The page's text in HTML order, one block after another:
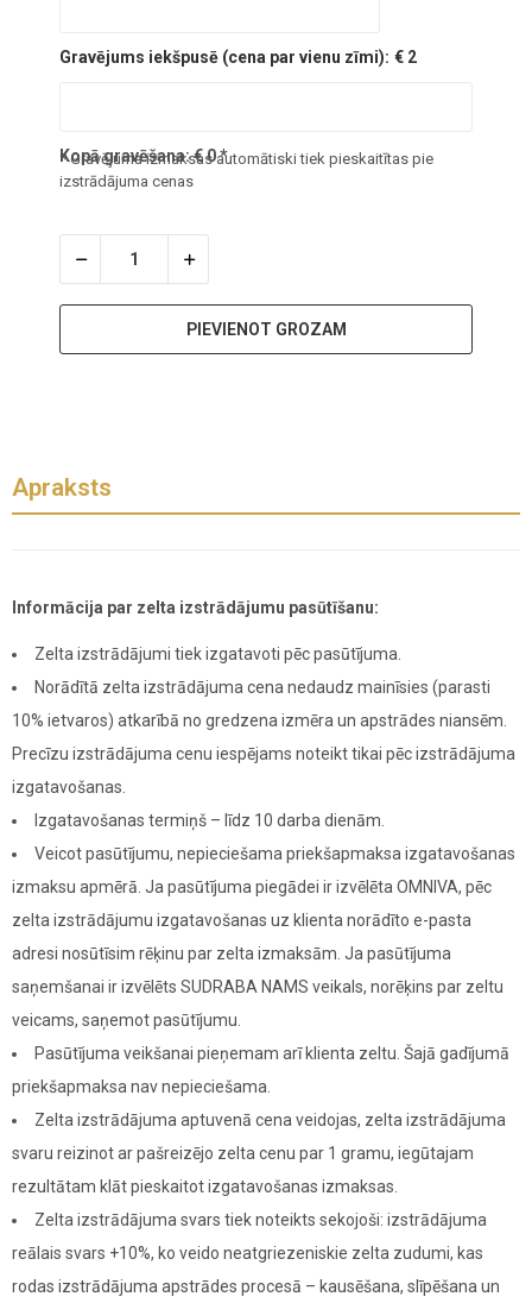
Gravējums iekšpusē (cena par vienu zīmi): € 2
Kopā gravēšana:€0*
* Gravējuma izmaksas automātiski tiek pieskaitītas pie
izstrādājuma cenas
PIEVIENOT GROZAM
Apraksts
Informācija par zelta izstrādājumu pasūtīšanu:
Zelta izstrādājumi tiek izgatavoti pēc pasūtījuma.
Norādītā zelta izstrādājuma cena nedaudz mainīsies (parasti
10% ietvaros) atkarībā no gredzena izmēra un apstrādes niansēm.
Precīzu izstrādājuma cenu iespējams noteikt tikai pēc izstrādājuma
izgatavošanas.
Izgatavošanas termiņš – līdz 10 darba dienām.
Veicot pasūtījumu, nepieciešama priekšapmaksa izgatavošanas
izmaksu apmērā. Ja pasūtījuma piegādei ir izvēlēta OMNIVA, pēc
zelta izstrādājumu izgatavošanas uz klienta norādīto e-pasta
adresi nosūtīsim rēķinu par zelta izmaksām. Ja pasūtījuma
saņemšanai ir izvēlēts SUDRABA NAMS veikals, norēķins par zeltu
veicams, saņemot pasūtījumu.
Pasūtījuma veikšanai pieņemam arī klienta zeltu. Šajā gadījumā
priekšapmaksa nav nepieciešama.
Zelta izstrādājuma aptuvenā cena veidojas, zelta izstrādājuma
svaru reizinot ar pašreizējo zelta cenu par 1 gramu, iegūtajam
rezultātam klāt pieskaitot izgatavošanas izmaksas.
Zelta izstrādājuma svars tiek noteikts sekojoši: izstrādājuma
reālais svars +10%, ko veido neatgriezeniskie zelta zudumi, kas
rodas izstrādājuma apstrādes procesā – kausēšana, slīpēšana un